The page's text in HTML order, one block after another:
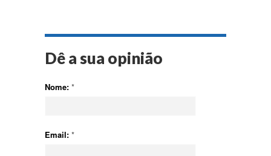
Dê a sua opinião
Nome: *
Email: *